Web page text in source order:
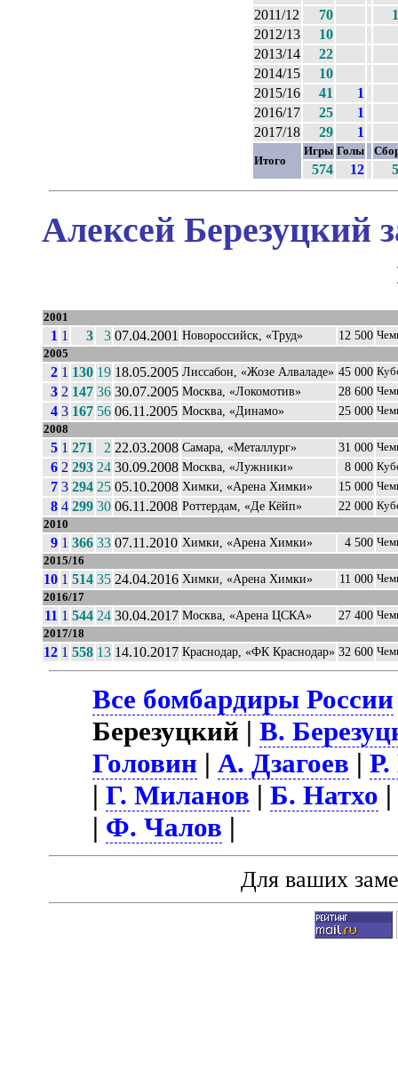
2011/12
70
2012/13
10
2013/14
22
2014/15
10
2015/16
41
1
2016/17
25
1
2017/18
29 1
Итого
Игры Голы
574 12
Алексей Березуцкий
2001
1 1 3 3 07.04.2001 Новороссийск, «Труд» 12 500
2005
2 1 130 19 18.05.2005 Лиссабон, «Жозе Алваладе» 45 000
3 2 147 36 30.07.2005 Москва, «Локомотив» 28 600
4 3 167 56 06.11.2005 Москва, «Динамо» 25 000
2008
5 1 271 2 22.03.2008 Самара, «Металлург» 31 000
6 2 293 24 30.09.2008 Москва, «Лужники» 8 000
7 3 294 25 05.10.2008 Химки, «Арена Химки» 15 000
8 4 299 30 06.11.2008 Роттердам, «Де Кёйп» 22 000
2010
9 1 366 33 07.11.2010 Химки, «Арена Химки» 4 500
2015/16
10 1 514 35 24.04.2016 Химки, «Арена Химки» 11 000
2016/17
11 1 544 24 30.04.2017 Москва, «Арена ЦСКА» 27 400
2017/18
12 1 558 13 14.10.2017 Краснодар, «ФК Краснодар» 32 600
Все бомбардиры России
Березуцкий |В.
Головин |А. Дзагоев |
|Г. Миланов |Б. Натхо
| Ф. Чалов |
Для ваших